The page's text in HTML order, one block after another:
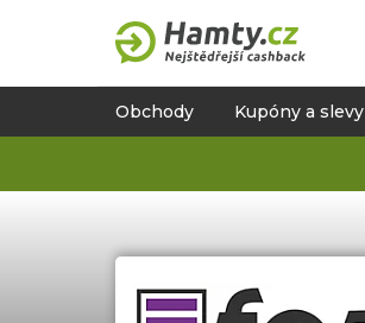
Obchody Kupóny a slevy